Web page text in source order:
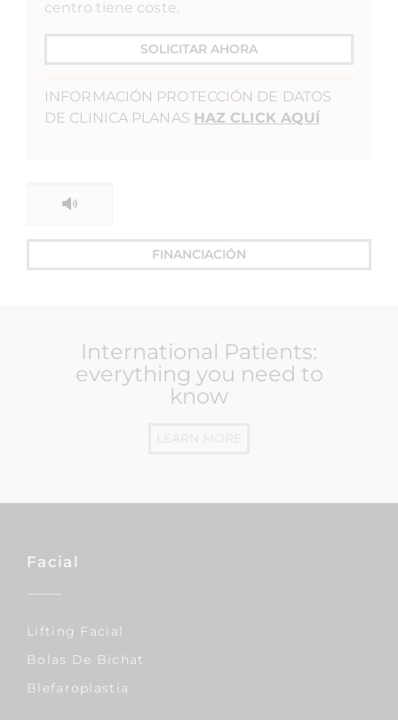
centro tiene coste.
SOLICITAR AHORA
INFORMACIÓN PROTECCIÓN DE DATOS
DE CLINICA PLANAS HAZ CLICK AQUÍ
FINANCIACIÓN
International Patients:
everything you need to
know
Facial
Lifting Facial
Bolas De Bichat
Blefaroplastia